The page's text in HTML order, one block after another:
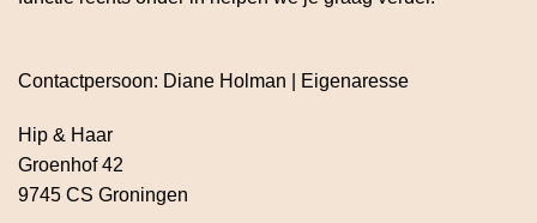
Contactpersoon: Diane Holman | Eigenaresse
Hip & Haar
Groenhof 42
9745 CS Groningen